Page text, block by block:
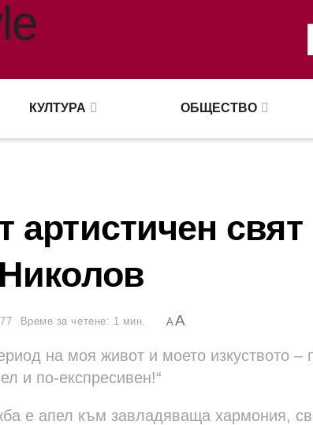
КУЛТУРА ОБЩЕСТВО
свят
Време за четене: 1 мин. AA
на моя живот и моето изкуството –
и по-експресивен!“
е апел към завладяваща хармония,